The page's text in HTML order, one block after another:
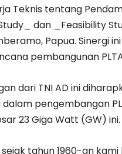
Teknis tentang
dan _Feasibility
Papua. Sinergi
pembangunan
dari TNI AD ini
pengembangan
23 Giga Watt (GW) ini.
tahun 1960-an kami